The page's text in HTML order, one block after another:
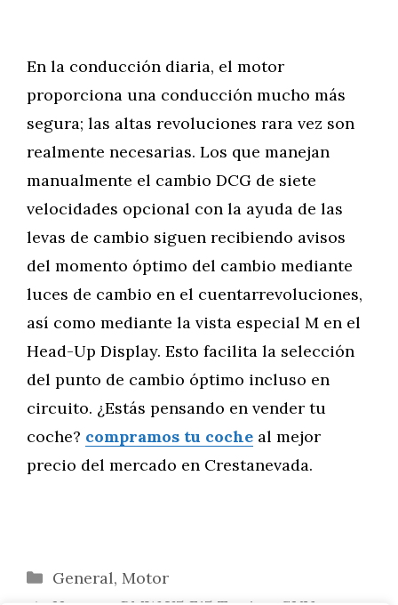
En la conducción diaria, el motor
proporciona una conducción mucho más
segura; las altas revoluciones rara vez son
realmente necesarias. Los que manejan
manualmente el cambio DCG de siete
velocidades opcional con la ayuda de las
levas de cambio siguen recibiendo avisos
del momento óptimo del cambio mediante
luces de cambio en el cuentarrevoluciones,
así como mediante la vista especial M en el
Head-Up Display. Esto facilita la selección
del punto de cambio óptimo incluso en
circuito. ¿Estás pensando en vender tu
coche? compramos tu coche al mejor
precio del mercado en Crestanevada.
Categorías
General, Motor